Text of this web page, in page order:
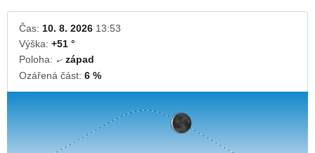
Čas: 10. 8. 2026 13:53
Výška: +51 °
Poloha: ↓západ
Ozářená část: 6 %